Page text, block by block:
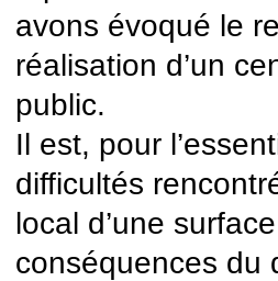
avons évoqué le
réalisation d’un
public.
Il est, pour
difficultés
local d’une
conséquences du